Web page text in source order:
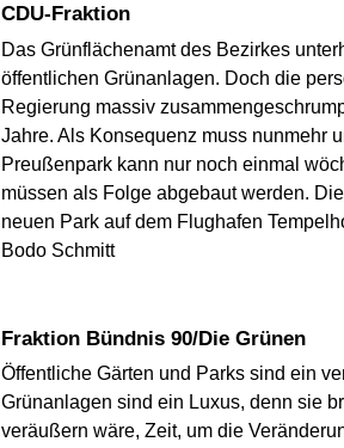
CDU-Fraktion
Das Grünflächenamt des Bezirkes
öffentlichen Grünanlagen. Doch die
Regierung massiv
Jahre. Als Konsequenz muss nunmehr
Preußenpark kann nur noch einmal
müssen als Folge abgebaut werden.
neuen Park auf dem Flughafen
Bodo Schmitt
Fraktion Bündnis 90/Die Grünen
Öffentliche Gärten und Parks sind ein
Grünanlagen sind ein Luxus, denn sie
veräußern wäre, Zeit, um die